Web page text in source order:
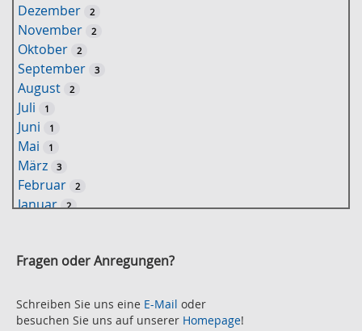
w
o
r
u
c
Dezember 2
November 2
Oktober 2
September 3
August 2
Juli 1
Juni 1
Mai 1
März 3
Februar 2
Januar 2
Oktober 2
August 2
Juli 2
Fragen oder Anregungen?
Schreiben Sie uns eine E-Mail oder
besuchen Sie uns auf unserer Homepage!